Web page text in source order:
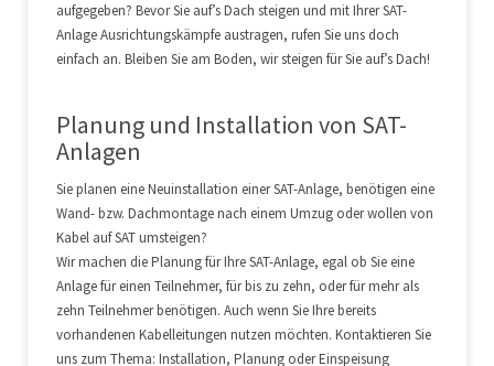
aufgegeben? Bevor Sie auf’s Dach steigen und mit Ihrer SAT-
Anlage Ausrichtungskämpfe austragen, rufen Sie uns doch
einfach an. Bleiben Sie am Boden, wir steigen für Sie auf’s Dach!
Planung und Installation von SAT-
Anlagen
Sie planen eine Neuinstallation einer SAT-Anlage, benötigen eine
Wand- bzw. Dachmontage nach einem Umzug oder wollen von
Kabel auf SAT umsteigen?
Wir machen die Planung für Ihre SAT-Anlage, egal ob Sie eine
Anlage für einen Teilnehmer, für bis zu zehn, oder für mehr als
zehn Teilnehmer benötigen. Auch wenn Sie Ihre bereits
vorhandenen Kabelleitungen nutzen möchten. Kontaktieren Sie
uns zum Thema: Installation, Planung oder Einspeisung